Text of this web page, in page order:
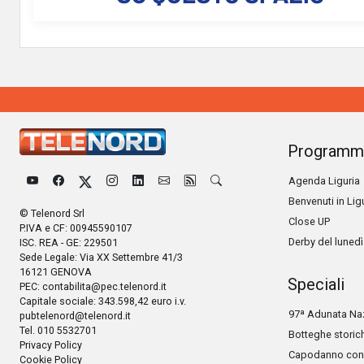
© Telenord Srl
P.IVA e CF: 00945590107
ISC. REA - GE: 229501
Sede Legale: Via XX Settembre 41/3
16121 GENOVA
PEC: contabilita@pec.telenord.it
Capitale sociale: 343.598,42 euro i.v.
pubtelenord@telenord.it
Tel. 010 5532701
Privacy Policy
Cookie Policy
Agenda Liguria
Benvenuti in
Close UP
Derby del lunedì
Speciali
97ª Adunata
Botteghe
Capodanno